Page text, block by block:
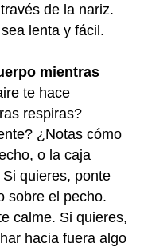
de la nariz.
lenta y fácil.
mientras
te hace
respiras?
¿Notas cómo
o la caja
quieres, ponte
sobre el pecho.
calme. Si quieres,
hacia fuera algo